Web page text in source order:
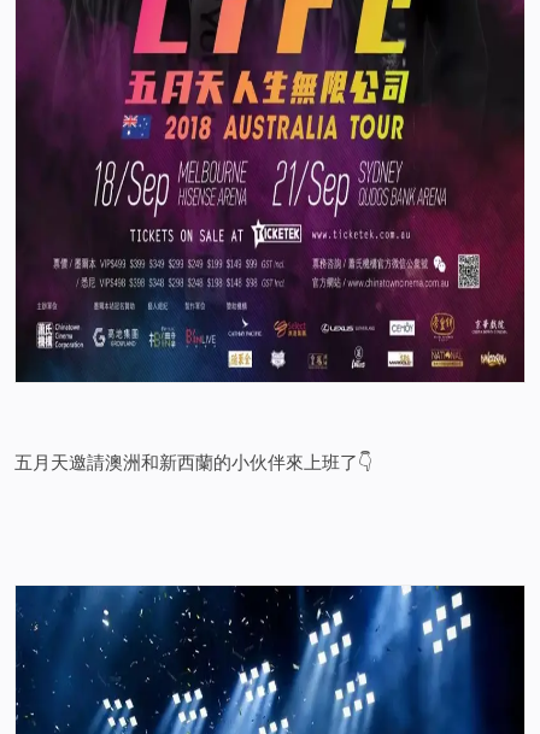
五月天邀請澳洲和新西蘭的小伙伴來上班了👇